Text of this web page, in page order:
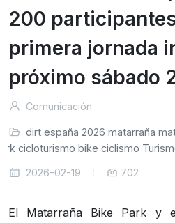
200
primera jornada
próximo sábado
Comunicación
dirt españa 2026 matarraña
cicloturismo bike ciclismo
2026-02-19 702
El Matarraña Bike Park y